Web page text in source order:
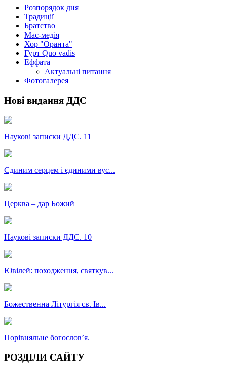
Розпорядок дня
Традиції
Братство
Мас-медія
Хор "Оранта"
Гурт Quo vadis
Еффата
Актуальні питання
Фотогалерея
Нові видання ДДС
Наукові записки ДДС. 11
Єдиним серцем і єдиними вус...
Церква – дар Божий
Наукові записки ДДС. 10
Ювілей: походження, святкув...
Божественна Літургія св. Ів...
Порівняльне богословʼя.
РОЗДІЛИ САЙТУ